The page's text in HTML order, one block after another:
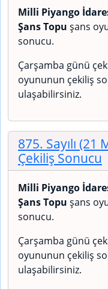
Milli Piyango
Şans Topu şans
sonucu.
Çarşamba günü
oyununun çekiliş
ulaşabilirsiniz.
875. Sayılı (21
Çekiliş Sonucu
Milli Piyango
Şans Topu şans
sonucu.
Çarşamba günü
oyununun çekiliş
ulaşabilirsiniz.